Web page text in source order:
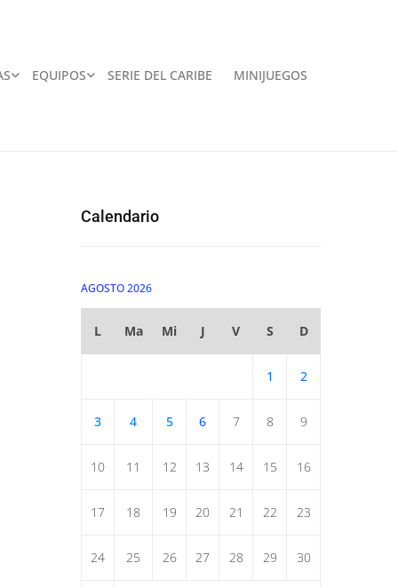
EQUIPOS SERIE DEL CARIBE MINIJUEGOS
Calendario
AGOSTO 2026
L Ma Mi J V S D
1 2
3 4 5 6 7 8 9
10 11 12 13 14 15 16
17 18 19 20 21 22 23
24 25 26 27 28 29 30